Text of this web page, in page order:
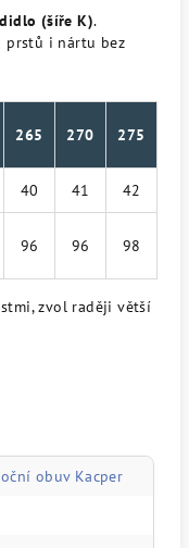
(šíře K).
prstů i nártu bez
265 270 275
40 41 42
96 96 98
zvol raději větší
obuv Kacper